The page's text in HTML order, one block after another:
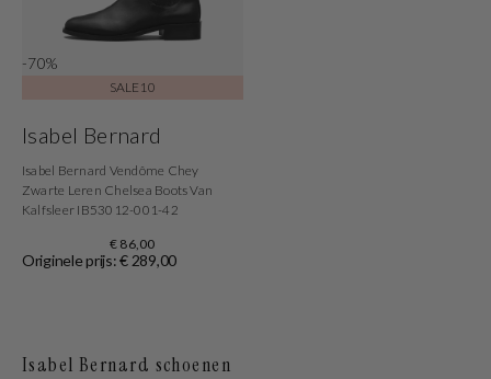
-70%
SALE10
Isabel Bernard
Isabel Bernard Vendôme Chey
Zwarte Leren Chelsea Boots Van
Kalfsleer IB53012-001-42
€ 86,00
Originele prijs: € 289,00
Isabel Bernard schoenen